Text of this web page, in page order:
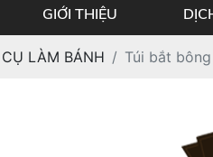
GIỚI THIỆU
LÀM BÁNH Túi bắt